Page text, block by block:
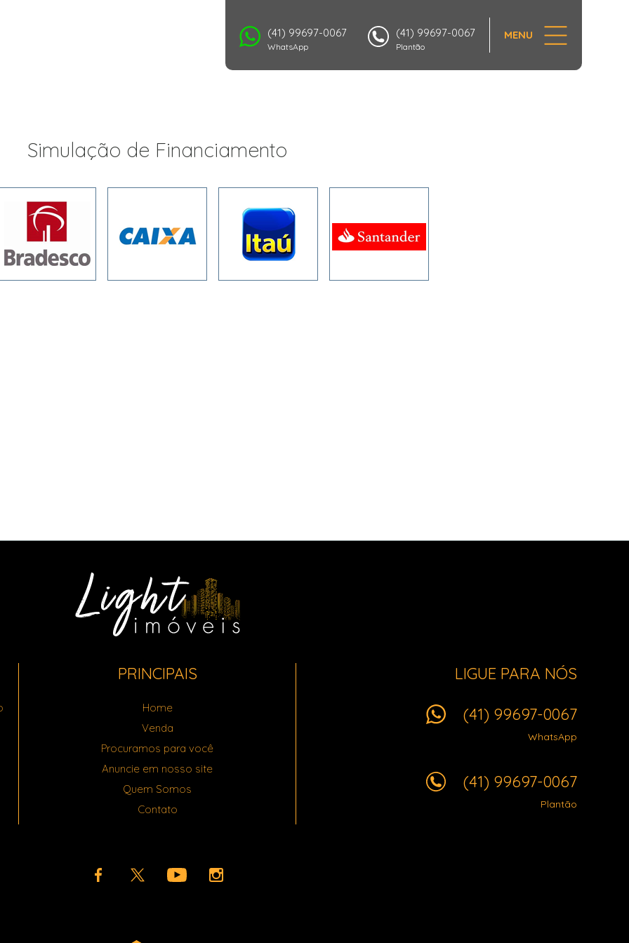
(41) 99697-0067
WhatsApp
(41) 99697-0067
Plantão
MENU
Simulação de Financiamento
PRINCIPAIS
Home
Venda
Procuramos para você
Anuncie em nosso site
Quem Somos
Contato
LIGUE PARA NÓS
(41) 99697-0067
WhatsApp
(41) 99697-0067
Plantão